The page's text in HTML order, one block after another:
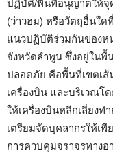
ปฏิบัติ/พื้นที่อนุญาตให้จุ
(ว่าวฮม) หรือวัตถุอื่นใ
แนวปฏิบัติร่วมกันของห
จังหวัดลำพูน ซึ่งอยู่ในพื้
ปลอดภัย คือพื้นที่เขตเส้
เครื่องบิน และบริเวณโ
ให้เครื่องบินหลีกเลี่ยงท
เตรียมจัดบุคลากรให้เพี
การควบคุมจราจรทาง